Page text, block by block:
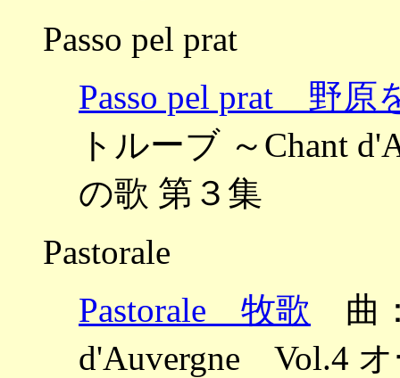
Passo pel prat
Passo pel prat 野原
トルーブ ～Chant
の歌 第３集
Pastorale
Pastorale 牧歌 曲
d'Auvergne Vol.4